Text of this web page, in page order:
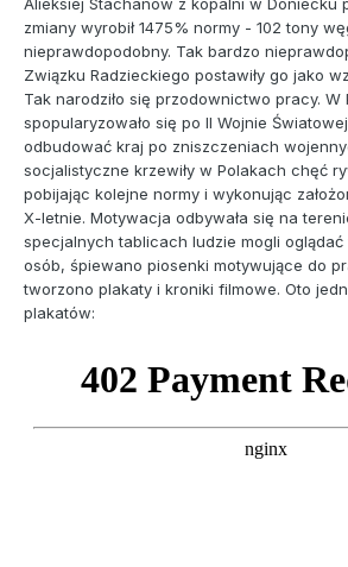
zmiany wyrobił 1475% normy - 102 tony
nieprawdopodobny. Tak bardzo
Związku Radzieckiego postawiły go jako
Tak narodziło się przodownictwo pracy. W
spopularyzowało się po II Wojnie
odbudować kraj po zniszczeniach
socjalistyczne krzewiły w Polakach chęć
pobijając kolejne normy i wykonując
X-letnie. Motywacja odbywała się na
specjalnych tablicach ludzie mogli
osób, śpiewano piosenki motywujące do
tworzono plakaty i kroniki filmowe. Oto
plakatów: